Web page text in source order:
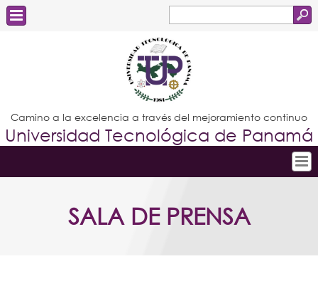
de
búsqueda
Estudiantes
Docentes
Administrativos
Graduados
Camino a la excelencia a través del mejoramiento continuo
Universidad Tecnológica de Panamá
Conoce la UTP
SALA DE PRENSA